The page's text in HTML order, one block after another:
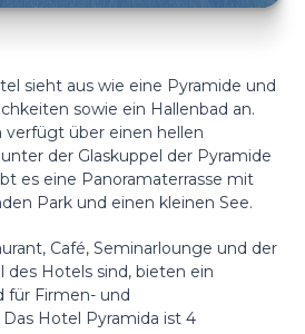
sieht aus wie eine Pyramide und
sowie ein Hallenbad an.
verfügt über einen hellen
der Glaskuppel der Pyramide
es eine Panoramaterrasse mit
Park und einen kleinen See.
Café, Seminarlounge und der
des Hotels sind, bieten ein
für Firmen- und
Hotel Pyramida ist 4